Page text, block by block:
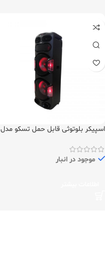
اسپیکر بلوتوثی قابل حمل تسکو مدل
موجود در انبار